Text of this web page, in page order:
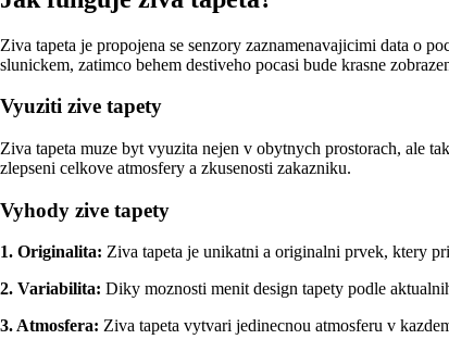
Ziva tapeta je propojena se senzory zaznamenavajicimi data o
slunickem, zatimco behem destiveho pocasi bude krasne
Vyuziti zive tapety
Ziva tapeta muze byt vyuzita nejen v obytnych prostorach, ale
zlepseni celkove atmosfery a zkusenosti zakazniku.
Vyhody zive tapety
1. Originalita: Ziva tapeta je unikatni a originalni prvek, ktery
2. Variabilita: Diky moznosti menit design tapety podle
3. Atmosfera: Ziva tapeta vytvari jedinecnou atmosferu v